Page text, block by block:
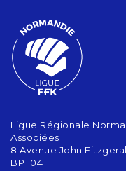
Ligue Régionale
Associées
8 Avenue John
BP 104